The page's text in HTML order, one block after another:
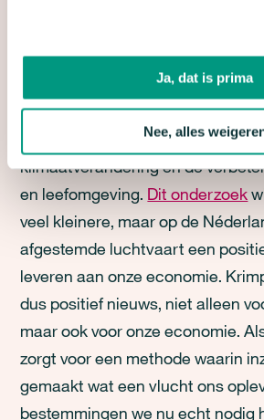
Ja, dat is prima
Nee, alles
Natuur & Milieu vindt het niet uit
overheid een meetmethode
definitie groei van de luchtvaart
Backers: ‘De luchtvaart moet
bijdrage leveren aan het
klimaatverandering en de
en leefomgeving. Dit onderzoek
veel kleinere, maar op de
afgestemde luchtvaart een
leveren aan onze economie.
dus positief nieuws, niet alleen
maar ook voor onze economie.
zorgt voor een methode waarin
gemaakt wat een vlucht ons
bestemmingen we nu echt nodig